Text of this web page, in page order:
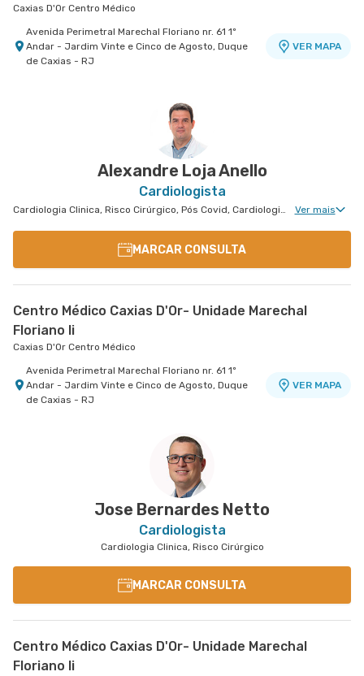
Caxias D'Or Centro Médico
Avenida Perimetral Marechal Floriano nr. 61 1º
Andar - Jardim Vinte e Cinco de Agosto, Duque
de Caxias - RJ
VER MAPA
Rua Almirante Baltazar nr. 333 5° Andar - Sao
Alexandre Loja Anello
Cardiologista
Cardiologia Clinica, Risco Cirúrgico, Pós Covid, Cardiologia Hemodinâmica, Avaliação de Cateterismo Cardíaco Ver mais
MARCAR CONSULTA
Centro Médico Caxias D'Or- Unidade Marechal
Floriano Ii
Caxias D'Or Centro Médico
Avenida Perimetral Marechal Floriano nr. 61 1º
Andar - Jardim Vinte e Cinco de Agosto, Duque
de Caxias - RJ
VER MAPA
Jose Bernardes Netto
Cardiologista
Cardiologia Clinica, Risco Cirúrgico
MARCAR CONSULTA
Centro Médico Caxias D'Or- Unidade Marechal
Floriano Ii